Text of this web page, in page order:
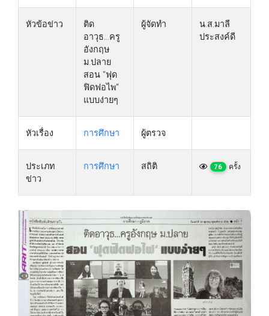
หัวข้อข่าว
ติด
อาวุธ...ครู
อังกฤษ
ม.ปลาย
สอน "ฟุด
ฟิดฟอไพ"
แบบง่ายๆ
ผู้จัดทำ
น.ส.มาลี
ประสงค์ดี
หัวเรื่อง การศึกษา ผู้ตรวจ
ประเภท
ข่าว
การศึกษา สถิติ 76 ครั้ง